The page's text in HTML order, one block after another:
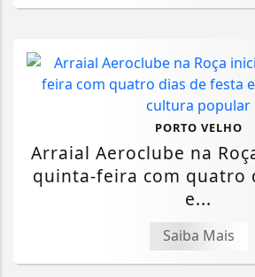
PORTO VELHO
Arraial Aeroclube na
quinta-feira com quatro
e...
Saiba Mais